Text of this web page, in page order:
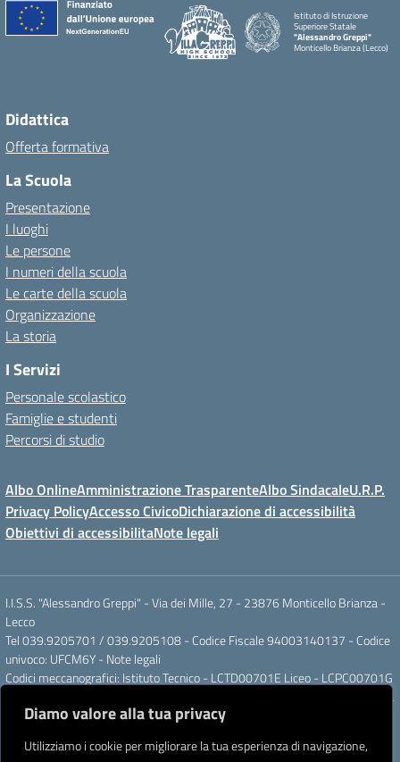
Diamo valore alla tua privacy
Utilizziamo i cookie per migliorare la tua esperienza di navigazione,
Istituto di Istruzione
Superiore Statale
"Alessandro Greppi"
Monticello Brianza (Lecco)
Didattica
Offerta formativa
La Scuola
Presentazione
I luoghi
Le persone
I numeri della scuola
Le carte della scuola
Organizzazione
La storia
I Servizi
Personale scolastico
Famiglie e studenti
Percorsi di studio
Albo OnlineAmministrazione TrasparenteAlbo SindacaleU.R.P.
Privacy PolicyAccesso CivicoDichiarazione di accessibilità
Obiettivi di accessibilitaNote legali
I.I.S.S. "Alessandro Greppi" - Via dei Mille, 27 - 23876 Monticello Brianza -
Lecco
Tel 039.9205701 / 039.9205108 - Codice Fiscale 94003140137 - Codice
univoco: UFCM6Y - Note legali
Codici meccanografici: Istituto Tecnico - LCTD00701E Liceo - LCPC00701G
Posta elettronica ordinaria: LCIS007008@ISTRUZIONE.IT Posta elettronica
certificata: LCIS007008@PEC.ISTRUZIONE.IT
Intestato a: Istituto di Istruzione Secondaria Superiore A. Greppi